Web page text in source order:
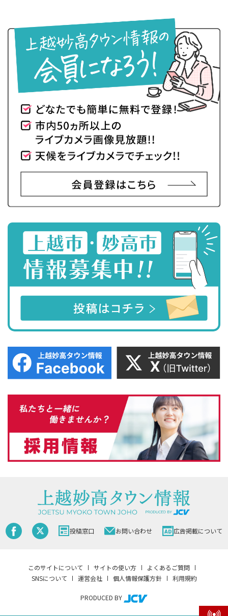
投稿窓口 お問い合わせ 広告掲載について
このサイトについて サイトの使い方
よくあるご質問
SNSについて
運営会社 個人情報保護方針 利用規約
PRODUCED BY